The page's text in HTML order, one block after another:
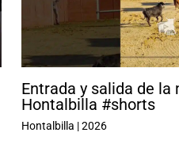
Entrada y salida de la
Hontalbilla #shorts
Hontalbilla |2026